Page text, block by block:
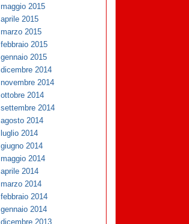
maggio 2015
aprile 2015
marzo 2015
febbraio 2015
gennaio 2015
dicembre 2014
novembre 2014
ottobre 2014
settembre 2014
agosto 2014
luglio 2014
giugno 2014
maggio 2014
aprile 2014
marzo 2014
febbraio 2014
gennaio 2014
dicembre 2013